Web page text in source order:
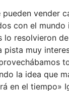
con el
resolvieron
muy
la idea que
en el tiempo»